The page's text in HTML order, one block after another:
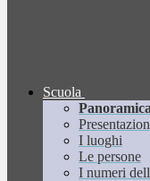
Scuola
Panoramica
I luoghi
Le persone
I numeri